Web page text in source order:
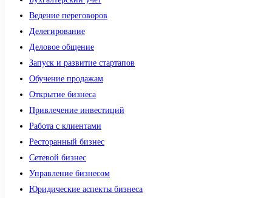
Ведение переговоров
Делегирование
Деловое общение
Запуск и развитие стартапов
Обучение продажам
Открытие бизнеса
Привлечение инвестиций
Работа с клиентами
Ресторанный бизнес
Сетевой бизнес
Управление бизнесом
Юридические аспекты бизнеса